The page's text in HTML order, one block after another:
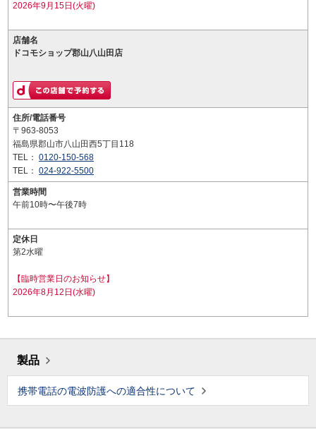
2026年9月15日(火曜)
店舗名
ドコモショップ郡山八山田店
住所/電話番号
〒963-8053
福島県郡山市八山田西5丁目118
TEL： 0120-150-568
TEL： 024-922-5500
営業時間
午前10時〜午後7時
定休日
第2水曜
【臨時営業日のお知らせ】
2026年8月12日(水曜)
製品
携帯電話の電波防護への適合性について